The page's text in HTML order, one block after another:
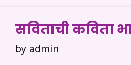
सविताची कविता
by admin